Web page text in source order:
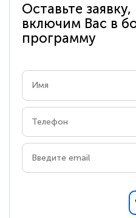
Оставьте
включим Вас в
программу